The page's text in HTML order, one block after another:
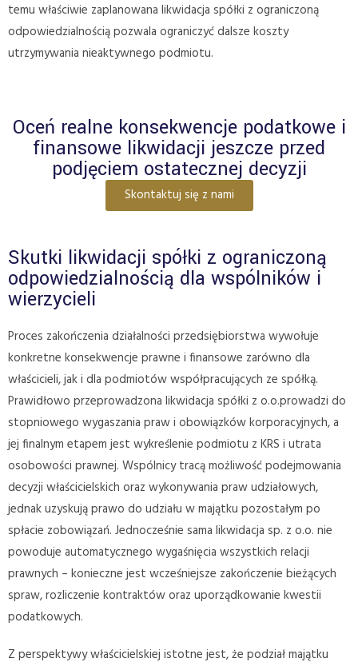
temu właściwie zaplanowana likwidacja spółki z ograniczoną
odpowiedzialnością pozwala ograniczyć dalsze koszty
utrzymywania nieaktywnego podmiotu.
Oceń realne konsekwencje podatkowe i
finansowe likwidacji jeszcze przed
podjęciem ostatecznej decyzji
Skontaktuj się z nami
Skutki likwidacji spółki z ograniczoną
odpowiedzialnością dla wspólników i
wierzycieli
Proces zakończenia działalności przedsiębiorstwa wywołuje
konkretne konsekwencje prawne i finansowe zarówno dla
właścicieli, jak i dla podmiotów współpracujących ze spółką.
Prawidłowo przeprowadzona likwidacja spółki z o.o.prowadzi do
stopniowego wygaszania praw i obowiązków korporacyjnych, a
jej finalnym etapem jest wykreślenie podmiotu z KRS i utrata
osobowości prawnej. Wspólnicy tracą możliwość podejmowania
decyzji właścicielskich oraz wykonywania praw udziałowych,
jednak uzyskują prawo do udziału w majątku pozostałym po
spłacie zobowiązań. Jednocześnie sama likwidacja sp. z o.o. nie
powoduje automatycznego wygaśnięcia wszystkich relacji
prawnych – konieczne jest wcześniejsze zakończenie bieżących
spraw, rozliczenie kontraktów oraz uporządkowanie kwestii
podatkowych.
Z perspektywy właścicielskiej istotne jest, że podział majątku